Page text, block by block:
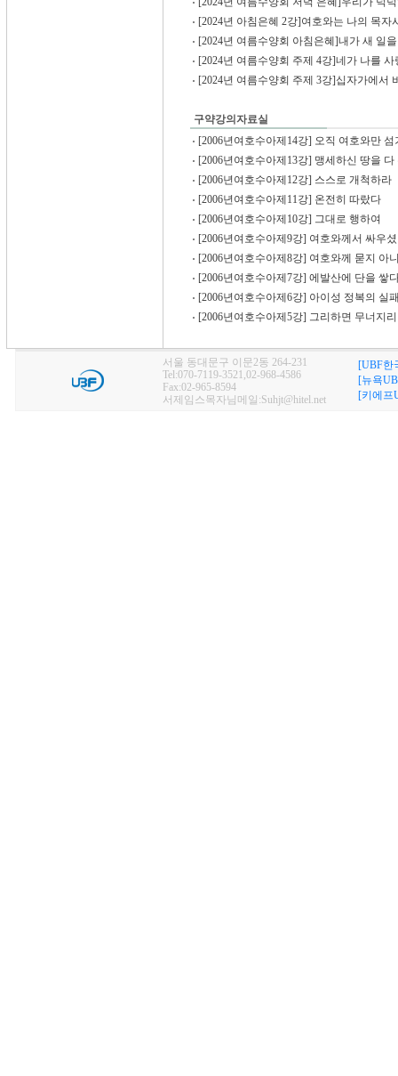
[2024년 아침은혜 2강]여호와는 나의 목자
[2024년 여름수양회 아침은혜]내가 새 일
[2024년 여름수양회 주제 4강]네가 나를 사
[2024년 여름수양회 주제 3강]십자가에서
구약강의자료실
[2006년여호수아제14강] 오직 여호와만 섬
[2006년여호수아제13강] 맹세하신 땅을 다
[2006년여호수아제12강] 스스로 개척하라
[2006년여호수아제11강] 온전히 따랐다
[2006년여호수아제10강] 그대로 행하여
[2006년여호수아제9강] 여호와께서 싸우
[2006년여호수아제8강] 여호와께 묻지 아
[2006년여호수아제7강] 에발산에 단을 쌓
[2006년여호수아제6강] 아이성 정복의 실
[2006년여호수아제5강] 그리하면 무너지
서울 동대문구 이문2동 264-231
Tel:070-7119-3521,02-968-4586
Fax:02-965-8594
서제임스목자님메일:Suhjt@hitel.net
[UBF한
[뉴욕
[키에프